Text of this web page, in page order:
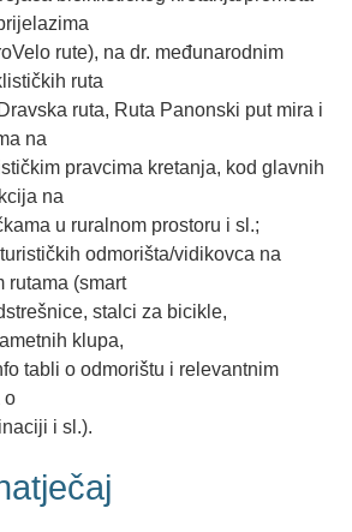
rute), na dr. međunarodnim
ruta
ruta, Ruta Panonski put mira i
na
pravcima kretanja, kod glavnih
na
u ruralnom prostoru i sl.;
odmorišta/vidikovca na
rutama (smart
stalci za bicikle,
klupa,
tabli o odmorištu i relevantnim
o
i sl.).